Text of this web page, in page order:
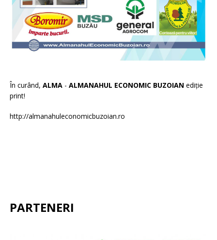
În curând, ALMA - ALMANAHUL ECONOMIC BUZOIAN ediție
print!
http://almanahuleconomicbuzoian.ro
PARTENERI